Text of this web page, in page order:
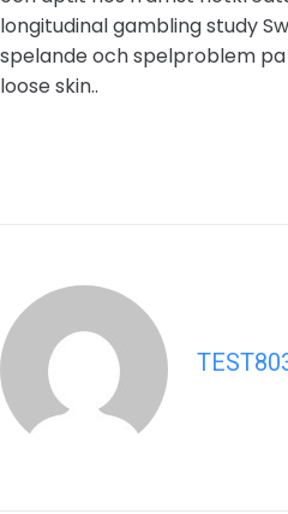
longitudinal gambling study
spelande och spelproblem
loose skin..